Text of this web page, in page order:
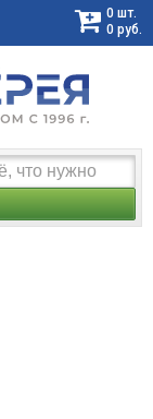
0 шт.
0 руб.